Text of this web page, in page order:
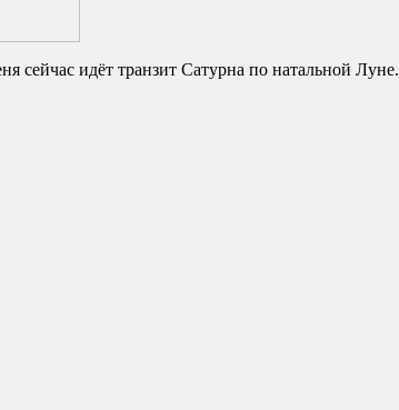
сейчас идёт транзит Сатурна по натальной Луне.